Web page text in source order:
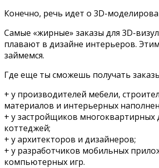
Конечно, речь идет о 3D-
Самые «жирные» заказы для 3D-
плавают в дизайне интерьеров.
займемся.
Где еще ты сможешь получать
+ у производителей мебели,
материалов и интерьерных
+ у застройщиков многоквартирных
коттеджей;
+ у архитекторов и дизайнеров;
+ у разработчиков мобильных
компьютерных игр.